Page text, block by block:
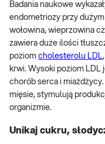
Badania naukowe
endometriozy przy
wołowina, wieprzowina
zawiera duże ilości
poziom cholesterolu LDL
krwi. Wysoki poziom LDL
chorób serca i
mięsie, stymulują
organizmie.
Unikaj cukru,